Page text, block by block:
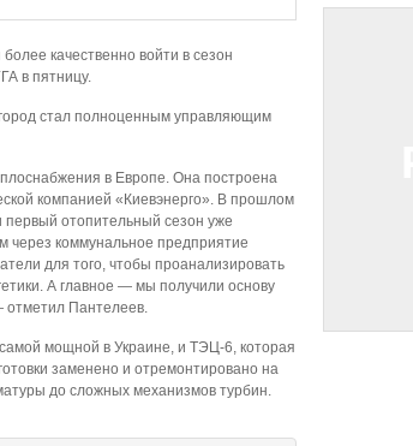
качественно войти в сезон
в пятницу.
стал полноценным управляющим
в Европе. Она построена
компанией «Киевэнерго». В прошлом
первый отопительный сезон уже
через коммунальное предприятие
для того, чтобы проанализировать
А главное — мы получили основу
отметил Пантелеев.
мощной в Украине, и ТЭЦ-6, которая
заменено и отремонтировано на
до сложных механизмов турбин.